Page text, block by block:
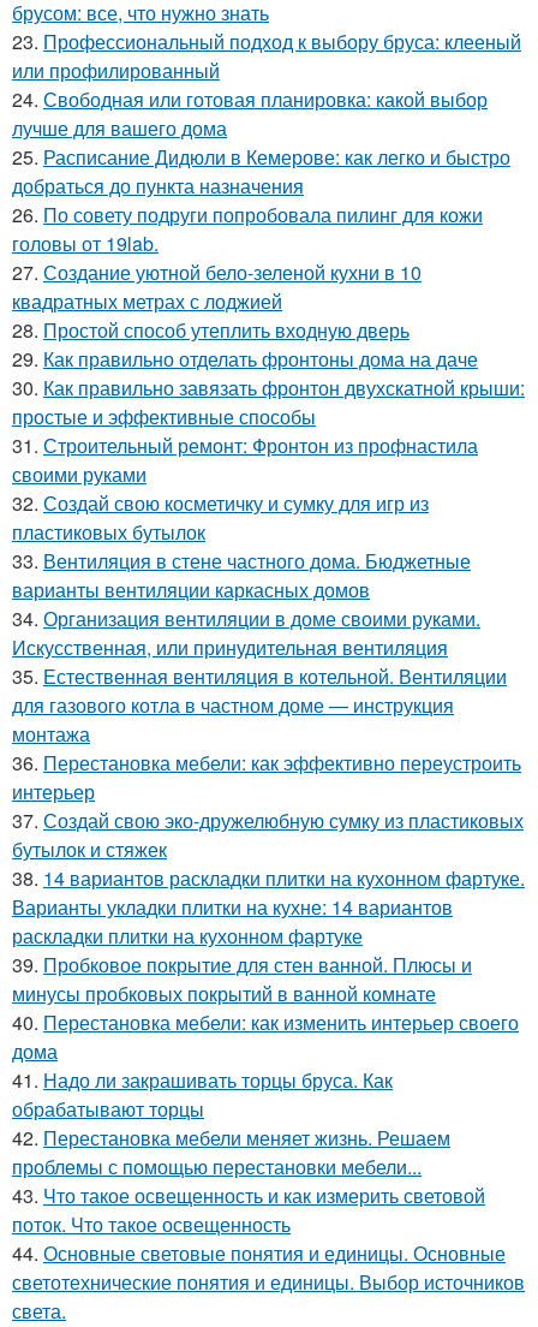
брусом: все, что нужно знать
23. Профессиональный подход к выбору бруса: клееный
или профилированный
24. Свободная или готовая планировка: какой выбор
лучше для вашего дома
25. Расписание Дидюли в Кемерове: как легко и быстро
добраться до пункта назначения
26. По совету подруги попробовала пилинг для кожи
головы от 19lab.
27. Создание уютной бело-зеленой кухни в 10
квадратных метрах с лоджией
28. Простой способ утеплить входную дверь
29. Как правильно отделать фронтоны дома на даче
30. Как правильно завязать фронтон двухскатной крыши:
простые и эффективные способы
31. Строительный ремонт: Фронтон из профнастила
своими руками
32. Создай свою косметичку и сумку для игр из
пластиковых бутылок
33. Вентиляция в стене частного дома. Бюджетные
варианты вентиляции каркасных домов
34. Организация вентиляции в доме своими руками.
Искусственная, или принудительная вентиляция
35. Естественная вентиляция в котельной. Вентиляции
для газового котла в частном доме — инструкция
монтажа
36. Перестановка мебели: как эффективно переустроить
интерьер
37. Создай свою эко-дружелюбную сумку из пластиковых
бутылок и стяжек
38. 14 вариантов раскладки плитки на кухонном фартуке.
Варианты укладки плитки на кухне: 14 вариантов
раскладки плитки на кухонном фартуке
39. Пробковое покрытие для стен ванной. Плюсы и
минусы пробковых покрытий в ванной комнате
40. Перестановка мебели: как изменить интерьер своего
дома
41. Надо ли закрашивать торцы бруса. Как
обрабатывают торцы
42. Перестановка мебели меняет жизнь. Решаем
проблемы с помощью перестановки мебели...
43. Что такое освещенность и как измерить световой
поток. Что такое освещенность
44. Основные световые понятия и единицы. Основные
светотехнические понятия и единицы. Выбор источников
света.